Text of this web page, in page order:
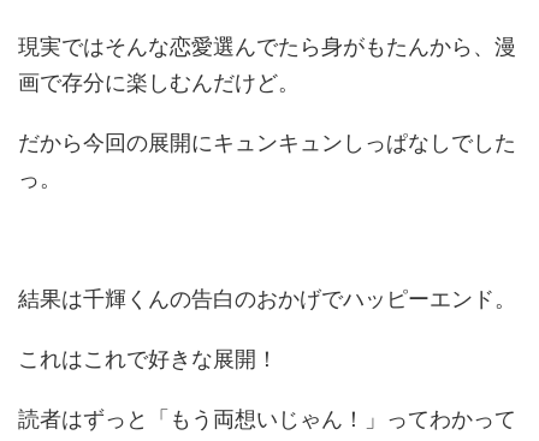
現実ではそんな恋愛選んでたら身がもたんから、漫
画で存分に楽しむんだけど。
だから今回の展開にキュンキュンしっぱなしでした
っ。
結果は千輝くんの告白のおかげでハッピーエンド。
これはこれで好きな展開！
読者はずっと「もう両想いじゃん！」ってわかって